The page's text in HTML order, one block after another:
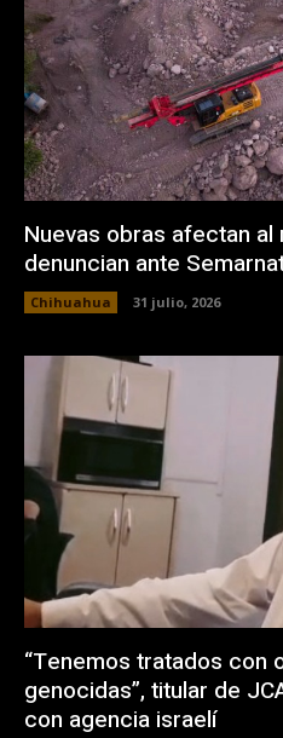
Nuevas obras afectan al
denuncian ante
Chihuahua 31 julio, 2026
“Tenemos tratados con
genocidas”, titular de
con agencia israelí